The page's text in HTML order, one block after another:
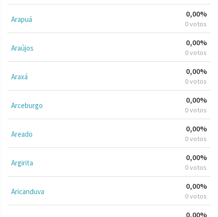
Arapuá
0,00%
0 votos
Araújos
0,00%
0 votos
Araxá
0,00%
0 votos
Arceburgo
0,00%
0 votos
Areado
0,00%
0 votos
Argirita
0,00%
0 votos
Aricanduva
0,00%
0 votos
0,00%